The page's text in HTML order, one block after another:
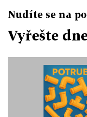
Nudíte se na
Vyřešte